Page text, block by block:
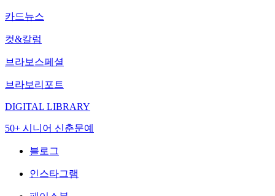
카드뉴스
컷&칼럼
브라보스페셜
브라보리포트
DIGITAL LIBRARY
50+ 시니어 신춘문예
블로그
인스타그램